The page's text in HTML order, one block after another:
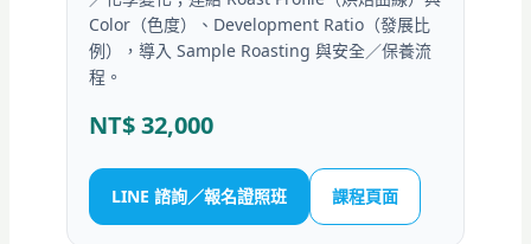
Color（色度）、Development Ratio（發展比
例），導入 Sample Roasting 與安全／保養流
程。
NT$ 32,000
LINE 諮詢／報名證照班 課程頁面